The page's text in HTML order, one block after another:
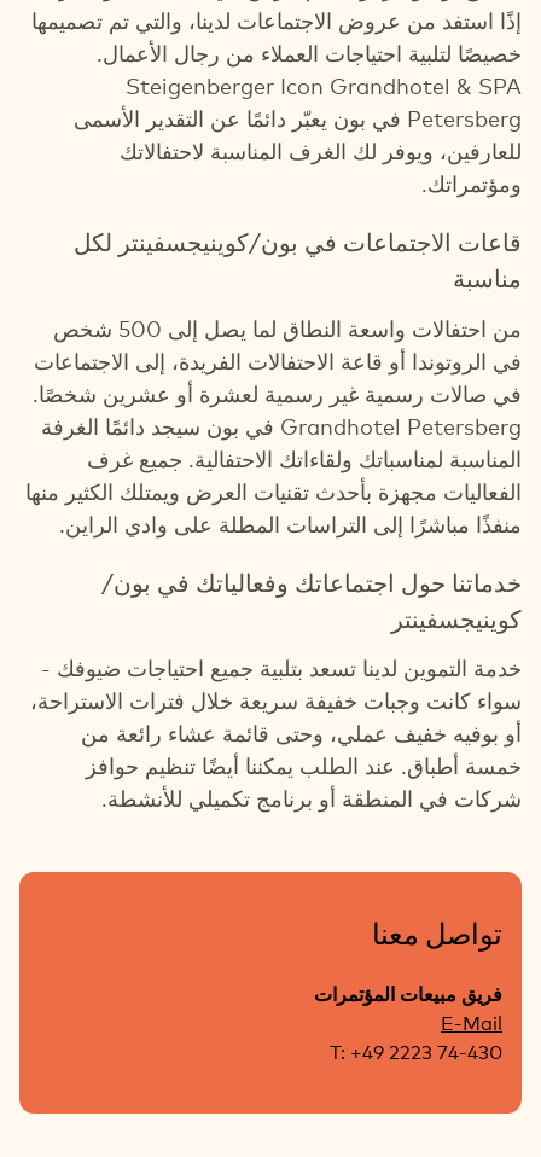
إذًا استفد من عروض الاجتماعات لدينا، والتي تم تصميمها
خصيصًا لتلبية احتياجات العملاء من رجال الأعمال.
Steigenberger Icon Grandhotel & SPA
Petersberg في بون يعبّر دائمًا عن التقدير الأسمى
للعارفين، ويوفر لك الغرف المناسبة لاحتفالاتك
ومؤتمراتك.
قاعات الاجتماعات في بون/كوينيجسفينتر لكل
مناسبة
من احتفالات واسعة النطاق لما يصل إلى 500 شخص
في الروتوندا أو قاعة الاحتفالات الفريدة، إلى الاجتماعات
في صالات رسمية غير رسمية لعشرة أو عشرين شخصًا.
Grandhotel Petersberg في بون سيجد دائمًا الغرفة
المناسبة لمناسباتك ولقاءاتك الاحتفالية. جميع غرف
الفعاليات مجهزة بأحدث تقنيات العرض ويمتلك الكثير منها
منفذًا مباشرًا إلى التراسات المطلة على وادي الراين.
خدماتنا حول اجتماعاتك وفعالياتك في بون/
كوينيجسفينتر
خدمة التموين لدينا تسعد بتلبية جميع احتياجات ضيوفك -
سواء كانت وجبات خفيفة سريعة خلال فترات الاستراحة،
أو بوفيه خفيف عملي، وحتى قائمة عشاء رائعة من
خمسة أطباق. عند الطلب يمكننا أيضًا تنظيم حوافز
شركات في المنطقة أو برنامج تكميلي للأنشطة.
تواصل معنا
فريق مبيعات المؤتمرات
E-Mail
T: +49 2223 74-430